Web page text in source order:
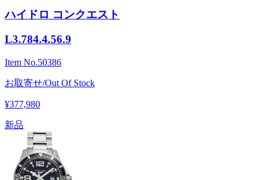
ハイドロ コンクエスト
L3.784.4.56.9
Item No.50386
お取寄せ/Out Of Stock
¥377,980
新品